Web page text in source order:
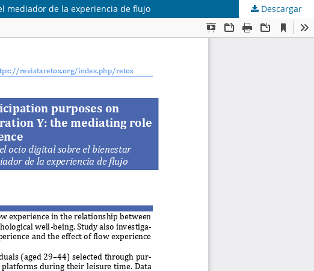
mediador de la experiencia de flujo Descargar